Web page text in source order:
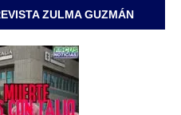
ZULMA GUZMÁN